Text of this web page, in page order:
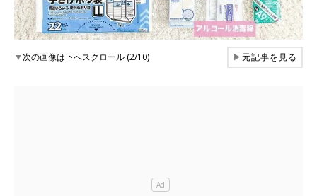
▼次の画像は下へスクロール (2/10) ▶元記事を見る